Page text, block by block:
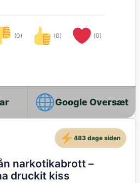
(0) (0) (0)
Google Oversæt
narkotikabrott –
druckit kiss
483 dage siden